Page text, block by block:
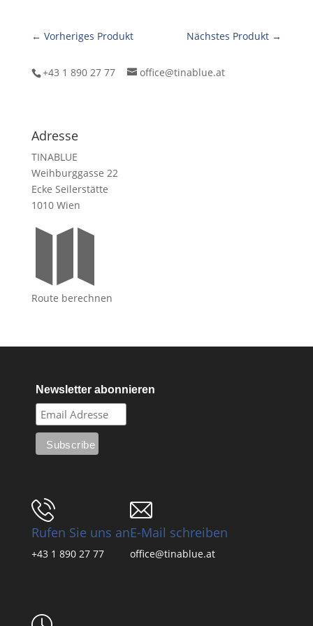
← Vorheriges Produkt Nächstes Produkt →
+43 1 890 27 77 office@tinablue.at
Adresse
TINABLUE
Weihburggasse 22
Ecke Seilerstätte
1010 Wien

Route berechnen
Newsletter abonnieren
Rufen Sie uns an
+43 1 890 27 77
E-Mail schreiben
office@tinablue.at